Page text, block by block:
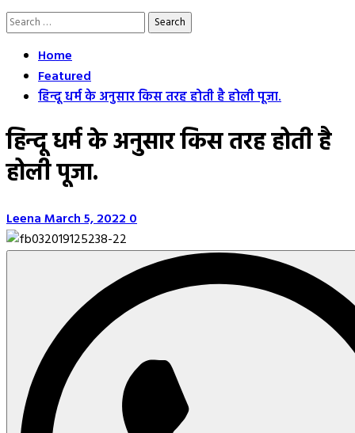
Search
Home
Featured
हिन्दू धर्म के अनुसार किस तरह होती है होली पूजा.
हिन्दू धर्म के अनुसार किस तरह होती है
होली पूजा.
LeenaMarch 5, 20220